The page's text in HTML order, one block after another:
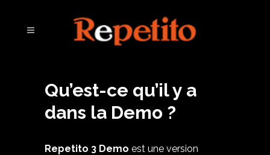
Qu’est-ce qu’il y a
dans la Demo ?
Repetito 3 Demo est une version